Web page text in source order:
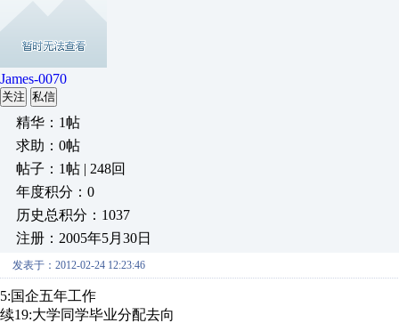
James-0070
关注 私信
精华：1帖
求助：0帖
帖子：1帖 | 248回
年度积分：0
历史总积分：1037
注册：2005年5月30日
发表于：2012-02-24 12:23:46
5:国企五年工作
续19:大学同学毕业分配去向